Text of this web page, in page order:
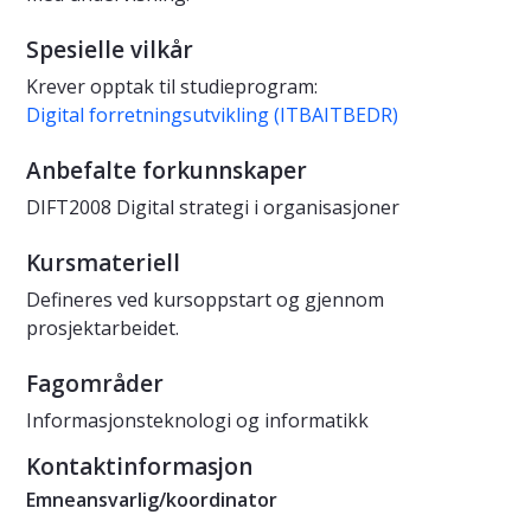
Spesielle vilkår
Krever opptak til studieprogram:
Digital forretningsutvikling (ITBAITBEDR)
Anbefalte forkunnskaper
DIFT2008 Digital strategi i organisasjoner
Kursmateriell
Defineres ved kursoppstart og gjennom
prosjektarbeidet.
Fagområder
Informasjonsteknologi og informatikk
Kontaktinformasjon
Emneansvarlig/koordinator